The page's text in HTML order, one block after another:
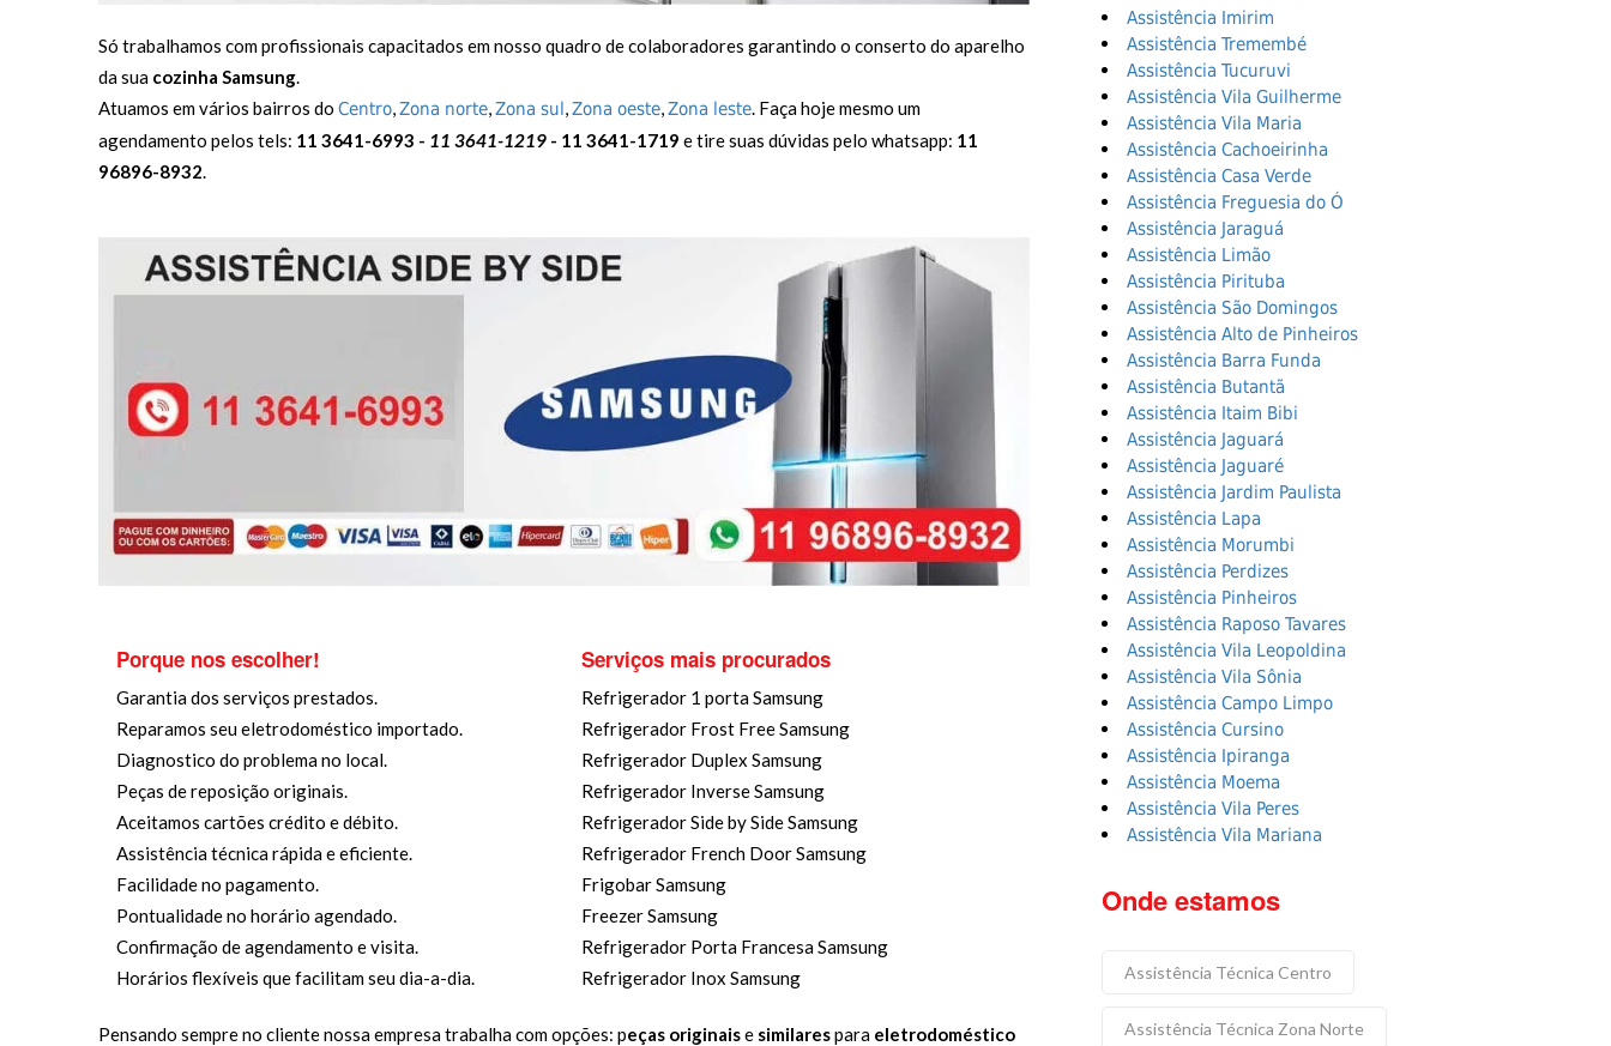
Só trabalhamos com profissionais capacitados em nosso quadro de colaboradores garantindo o conserto do aparelho
da sua cozinha Samsung.
Atuamos em vários bairros do Centro,Zona norte,Zona sul,Zona oeste,Zona leste. Faça hoje mesmo um
agendamento pelos tels: 11 3641-6993 - 11 3641-1219 - 11 3641-1719 e tire suas dúvidas pelo whatsapp: 11
96896-8932.
Porque nos escolher!
Garantia dos serviços prestados.
Reparamos seu eletrodoméstico importado.
Diagnostico do problema no local.
Peças de reposição originais.
Aceitamos cartões crédito e débito.
Assistência técnica rápida e eficiente.
Facilidade no pagamento.
Pontualidade no horário agendado.
Confirmação de agendamento e visita.
Horários flexíveis que facilitam seu dia-a-dia.
Serviços mais procurados
Refrigerador 1 porta Samsung
Refrigerador Frost Free Samsung
Refrigerador Duplex Samsung
Refrigerador Inverse Samsung
Refrigerador Side by Side Samsung
Refrigerador French Door Samsung
Frigobar Samsung
Freezer Samsung
Refrigerador Porta Francesa Samsung
Refrigerador Inox Samsung
Pensando sempre no cliente nossa empresa trabalha com opções: peças originaise similarespara eletrodoméstico
Assistência Imirim
Assistência Tremembé
Assistência Tucuruvi
Assistência Vila Guilherme
Assistência Vila Maria
Assistência Cachoeirinha
Assistência Casa Verde
Assistência Freguesia do Ó
Assistência Jaraguá
Assistência Limão
Assistência Pirituba
Assistência São Domingos
Assistência Alto de Pinheiros
Assistência Barra Funda
Assistência Butantã
Assistência Itaim Bibi
Assistência Jaguará
Assistência Jaguaré
Assistência Jardim Paulista
Assistência Lapa
Assistência Morumbi
Assistência Perdizes
Assistência Pinheiros
Assistência Raposo Tavares
Assistência Vila Leopoldina
Assistência Vila Sônia
Assistência Campo Limpo
Assistência Cursino
Assistência Ipiranga
Assistência Moema
Assistência Vila Peres
Assistência Vila Mariana
Onde estamos
Assistência Técnica Centro
Assistência Técnica Zona Norte